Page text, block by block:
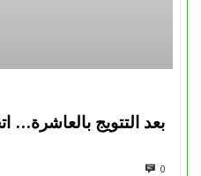
بعد التتويج بالعاشرة…
0